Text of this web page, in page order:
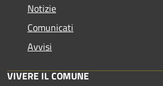
Notizie
Comunicati
Avvisi
VIVERE IL COMUNE